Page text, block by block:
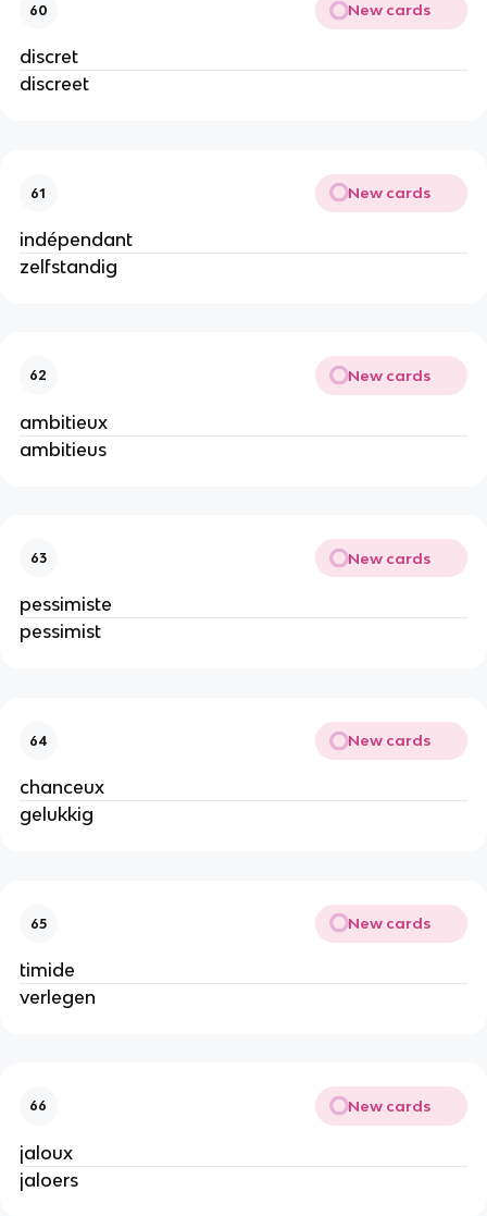
60 New cards
discret
discreet
61 New cards
indépendant
zelfstandig
62 New cards
ambitieux
ambitieus
63 New cards
pessimiste
pessimist
64 New cards
chanceux
gelukkig
65 New cards
timide
verlegen
66 New cards
jaloux
jaloers